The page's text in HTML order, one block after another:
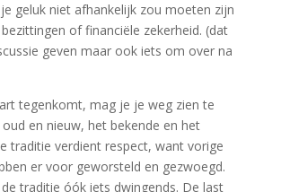
geluk niet afhankelijk zou moeten zijn
of financiële zekerheid. (dat
geven maar ook iets om over na
tegenkomt, mag je je weg zien te
en nieuw, het bekende en het
traditie verdient respect, want vorige
er voor geworsteld en gezwoegd.
traditie óók iets dwingends. De last